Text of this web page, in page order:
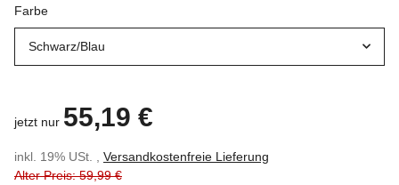
Farbe
Schwarz/Blau
jetzt nur 55,19 €
inkl. 19% USt. , Versandkostenfreie Lieferung
Alter Preis: 59,99 €